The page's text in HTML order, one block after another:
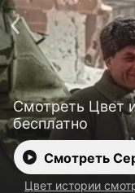
Смотреть Цвет
бесплатно
Смотреть
Цвет истории
Телефон поддержки:+7 (727)
Пользовательское
Политика
Ввести промокод